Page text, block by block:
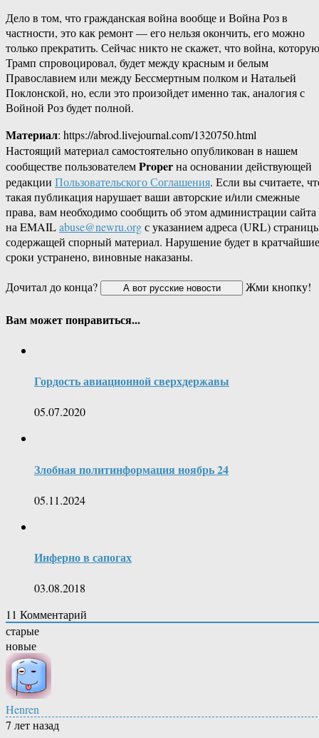
Дело в том, что гражданская война вообще и Война Роз в
частности, это как ремонт — его нельзя окончить, его можно
только прекратить. Сейчас никто не скажет, что война, которую
Трамп спровоцировал, будет между красным и белым
Православием или между Бессмертным полком и Натальей
Поклонской, но, если это произойдет именно так, аналогия с
Войной Роз будет полной.
Материал: https://abrod.livejournal.com/1320750.html
Настоящий материал самостоятельно опубликован в нашем
сообществе пользователемProperна основании действующей
редакции Пользовательского Соглашения. Если вы считаете,
такая публикация нарушает ваши авторские и/или смежные
права, вам необходимо сообщить об этом администрации сайта
на EMAILabuse@newru.orgс указанием адреса (URL)
содержащей спорный материал. Нарушение будет в кратчайшие
сроки устранено, виновные наказаны.
Дочитал до конца?
Жми кнопку!
Вам может понравиться...
Гордость авиационной сверхдержавы
05.07.2020
Злобная политинформация ноябрь 24
05.11.2024
Инферно в сапогах
03.08.2018
11 Комментарий
старые
новые
Henren
7 лет назад